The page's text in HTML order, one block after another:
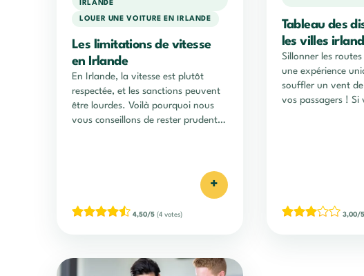
IRLANDE
LOUER UNE VOITURE EN IRLANDE
Les limitations de vitesse
en Irlande
En Irlande, la vitesse est plutôt
respectée, et les sanctions peuvent
être lourdes. Voilà pourquoi nous
vous conseillons de rester prudent,
+
4,50/5 (4 votes)
Tableau des
les villes
Sillonner les
une expérience
souffler un vent
vos passagers ! Si
3,00/5